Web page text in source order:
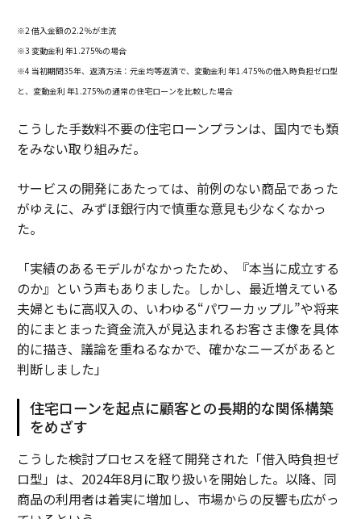
※2 借入金額の2.2％が主流
※3 変動金利 年1.275%の場合
※4 当初期間35年、返済方法：元金均等返済で、変動金利 年1.475%の借入時負担ゼロ型
と、変動金利 年1.275%の通常の住宅ローンを比較した場合
こうした手数料不要の住宅ローンプランは、国内でも類
をみない取り組みだ。
サービスの開発にあたっては、前例のない商品であった
がゆえに、みずほ銀行内で慎重な意見も少なくなかっ
た。
「実績のあるモデルがなかったため、『本当に成立する
のか』という声もありました。しかし、最近増えている
夫婦ともに高収入の、いわゆる“パワーカップル”や将来
的にまとまった資金流入が見込まれるお客さま像を具体
的に描き、議論を重ねるなかで、確かなニーズがあると
判断しました」
住宅ローンを起点に顧客との長期的な関係構築
をめざす
こうした検討プロセスを経て開発された「借入時負担ゼ
ロ型」は、2024年8月に取り扱いを開始した。以降、同
商品の利用者は着実に増加し、市場からの反響も広がっ